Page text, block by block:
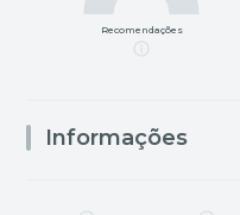
Recomendações
Informações